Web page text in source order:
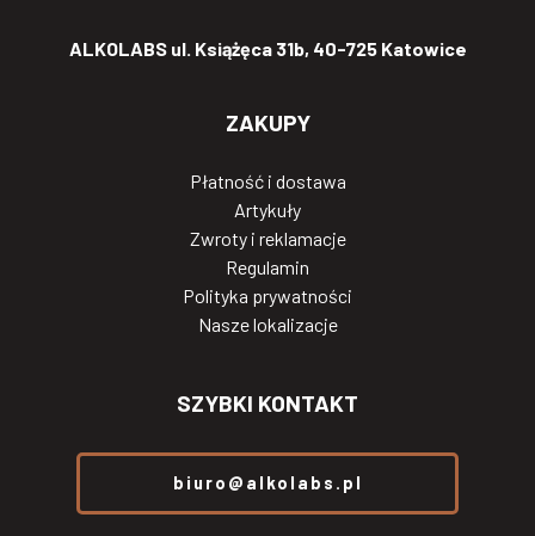
ALKOLABS ul. Książęca 31b, 40-725 Katowice
ZAKUPY
Płatność i dostawa
Artykuły
Zwroty i reklamacje
Regulamin
Polityka prywatności
Nasze lokalizacje
SZYBKI KONTAKT
biuro@alkolabs.pl